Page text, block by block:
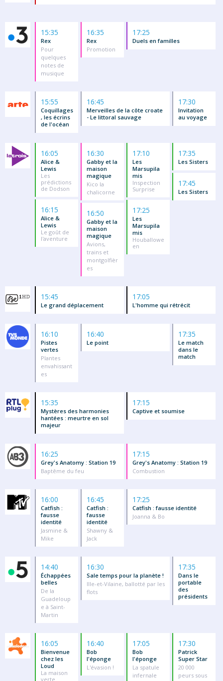
15:35
Rex
Pour
quelques
notes de
musique
16:35
Rex
Promotion
17:25
Duels en familles
15:55
Coquillages
, les écrins
de l'océan
16:45
Merveilles de la côte croate
- Le littoral sauvage
17:30
Invitation
au voyage
16:05
Alice &
Lewis
Les
prédictions
de Dodson
16:15
Alice &
Lewis
Le goût de
l'aventure
16:30
Gabby et la
maison
magique
Kico la
chalicorne
16:50
Gabby et la
maison
magique
Avions,
trains et
montgolfièr
es
17:10
Les
Marsupila
mis
Inspection
Surprise
17:25
Les
Marsupila
mis
Houballowe
en
17:35
Les Sisters
17:45
Les Sisters
15:45
Le grand déplacement
17:05
L'homme qui rétrécit
16:10
Pistes
vertes
Plantes
envahissant
es
16:40
Le point
17:35
Le match
dans le
match
15:35
Mystères des harmonies
hantées : meurtre en sol
majeur
17:15
Captive et soumise
16:25
Grey's Anatomy : Station 19
Baptême du feu
17:15
Grey's Anatomy : Station 19
Combustion
16:00
Catfish :
fausse
identité
Jasmine &
Mike
16:45
Catfish :
fausse
identité
Shawny &
Jack
17:25
Catfish : fausse identité
Joanna & Bo
14:40
Échappées
belles
De la
Guadeloup
e à Saint-
Martin
16:30
Sale temps pour la planète !
Ille-et-Vilaine, ballotté par les
flots
17:35
Dans le
portable
des
présidents
16:05
Bienvenue
chez les
Loud
La maison
verte
16:40
Bob
l'éponge
L'évasion !
17:05
Bob
l'éponge
La spatule
infernale
17:30
Patrick
Super Star
20 000
peurs sous